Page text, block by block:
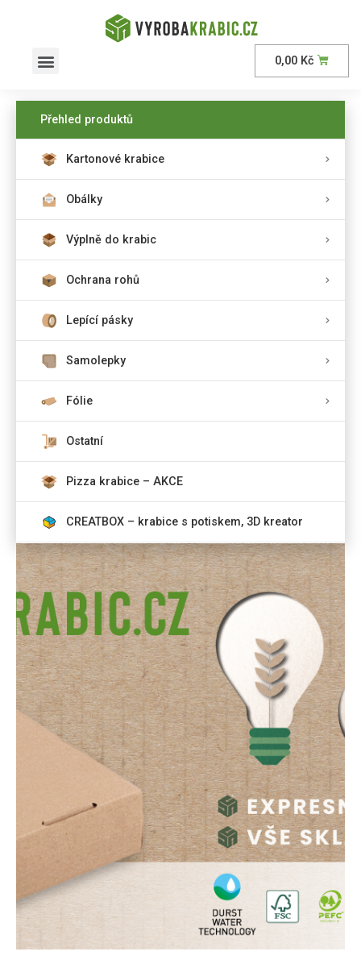
0,00 Kč
Přehled produktů
Kartonové krabice
Obálky
Výplně do krabic
Ochrana rohů
Lepící pásky
Samolepky
Fólie
Ostatní
Pizza krabice – AKCE
CREATBOX – krabice s potiskem, 3D kreator